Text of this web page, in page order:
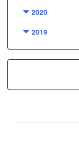
2020
2019